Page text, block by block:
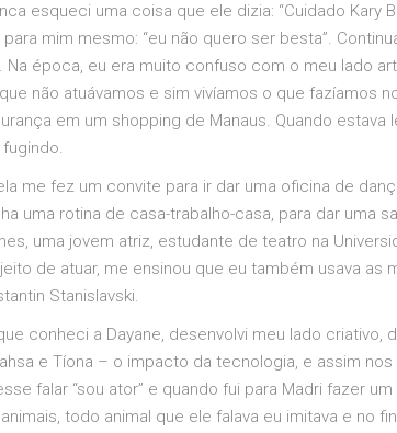
esqueci uma coisa que ele dizia: “Cuidado Kary
mim mesmo: “eu não quero ser besta”.
época, eu era muito confuso com o meu lado
não atuávamos e sim vivíamos o que fazíamos
em um shopping de Manaus. Quando estava
me fez um convite para ir dar uma oficina de
uma rotina de casa-trabalho-casa, para dar uma
uma jovem atriz, estudante de teatro na
de atuar, me ensinou que eu também usava
Stanislavski.
conheci a Dayane, desenvolvi meu lado criativo,
e Tíona – o impacto da tecnologia, e assim
falar “sou ator” e quando fui para Madri fazer
todo animal que ele falava eu imitava e no